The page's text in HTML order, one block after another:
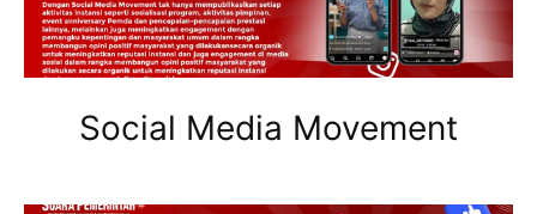
Social Media Movement